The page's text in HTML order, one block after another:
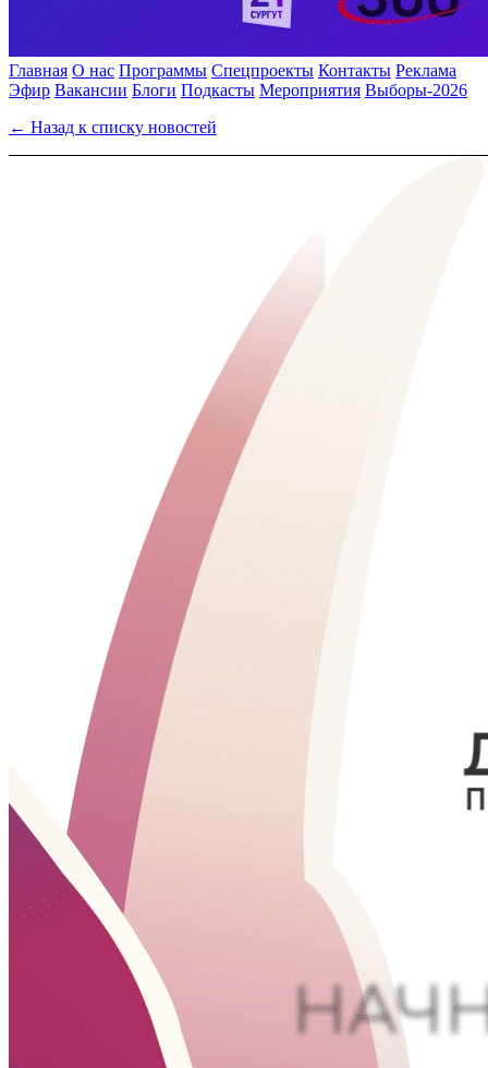
Главная О нас Программы Спецпроекты Контакты Реклама
Эфир Вакансии Блоги Подкасты Мероприятия Выборы-2026
← Назад к списку новостей